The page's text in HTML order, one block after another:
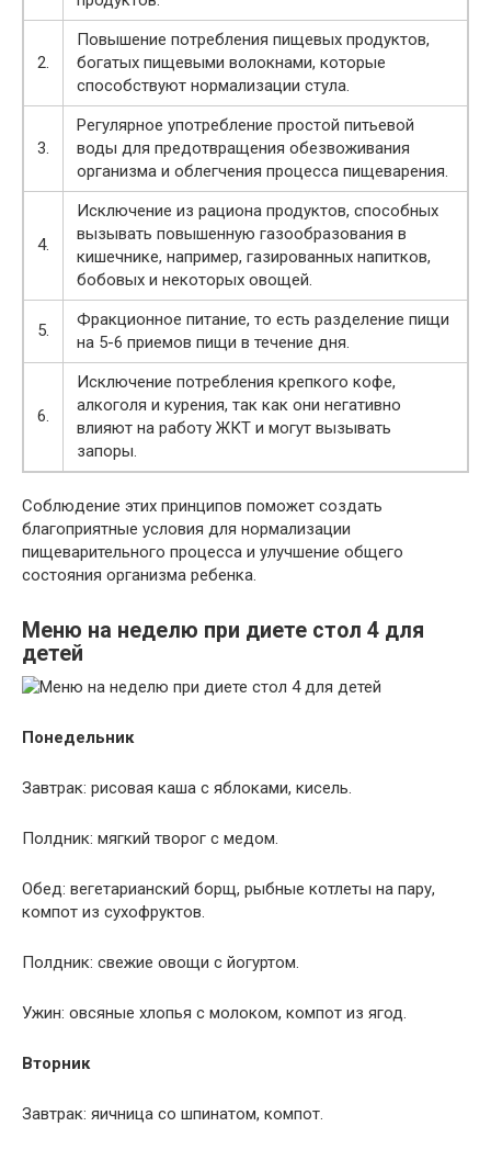
2.
Повышение потребления пищевых продуктов,
богатых пищевыми волокнами, которые
способствуют нормализации стула.
3.
Регулярное употребление простой питьевой
воды для предотвращения обезвоживания
организма и облегчения процесса пищеварения.
4.
Исключение из рациона продуктов, способных
вызывать повышенную газообразования в
кишечнике, например, газированных напитков,
бобовых и некоторых овощей.
5.
Фракционное питание, то есть разделение пищи
на 5-6 приемов пищи в течение дня.
6.
Исключение потребления крепкого кофе,
алкоголя и курения, так как они негативно
влияют на работу ЖКТ и могут вызывать
запоры.
Соблюдение этих принципов поможет создать
благоприятные условия для нормализации
пищеварительного процесса и улучшение общего
состояния организма ребенка.
Меню на неделю при диете стол 4 для
детей
Понедельник
Завтрак: рисовая каша с яблоками, кисель.
Полдник: мягкий творог с медом.
Обед: вегетарианский борщ, рыбные котлеты на пару,
компот из сухофруктов.
Полдник: свежие овощи с йогуртом.
Ужин: овсяные хлопья с молоком, компот из ягод.
Вторник
Завтрак: яичница со шпинатом, компот.